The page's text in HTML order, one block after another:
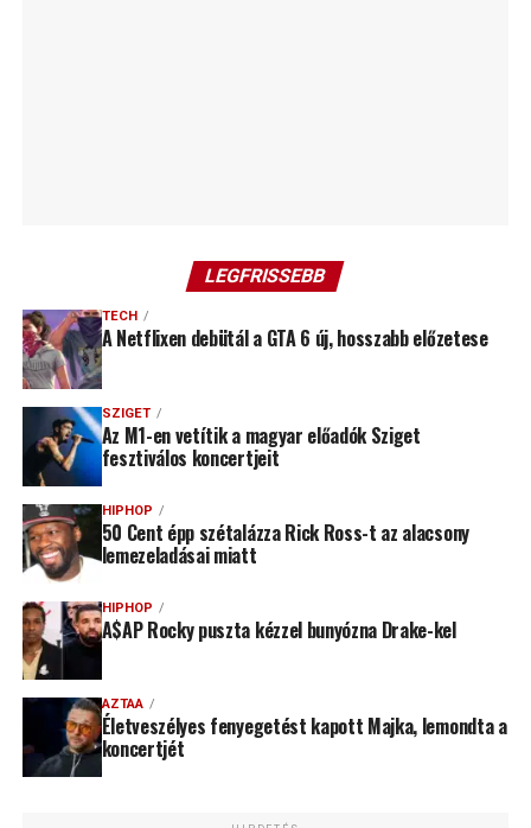
LEGFRISSEBB
TECH
A Netflixen debütál a GTA 6 új, hosszabb előzetese
SZIGET
Az M1-en vetítik a magyar előadók Sziget
fesztiválos koncertjeit
HIPHOP
50 Cent épp szétalázza Rick Ross-t az alacsony
lemezeladásai miatt
HIPHOP
A$AP Rocky puszta kézzel bunyózna Drake-kel
AZTAA
Életveszélyes fenyegetést kapott Majka, lemondta a
koncertjét